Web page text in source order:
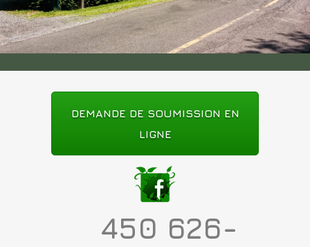
DEMANDE DE SOUMISSION EN
LIGNE
450 626-